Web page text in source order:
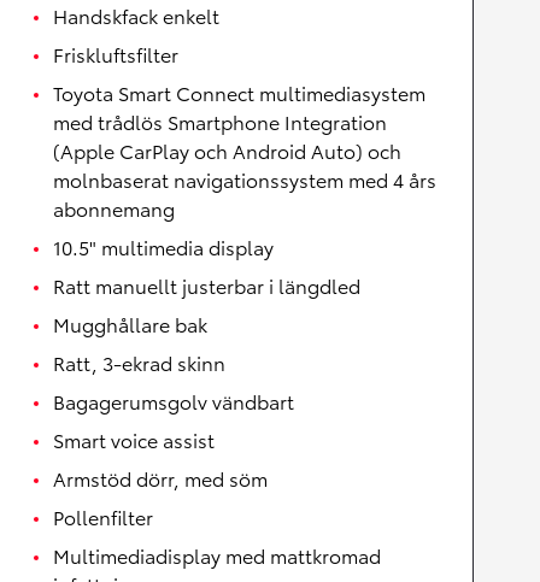
Handskfack enkelt
Friskluftsfilter
Toyota Smart Connect multimediasystem
med trådlös Smartphone Integration
(Apple CarPlay och Android Auto) och
molnbaserat navigationssystem med 4 års
abonnemang
10.5" multimedia display
Ratt manuellt justerbar i längdled
Mugghållare bak
Ratt, 3-ekrad skinn
Bagagerumsgolv vändbart
Smart voice assist
Armstöd dörr, med söm
Pollenfilter
Multimediadisplay med mattkromad